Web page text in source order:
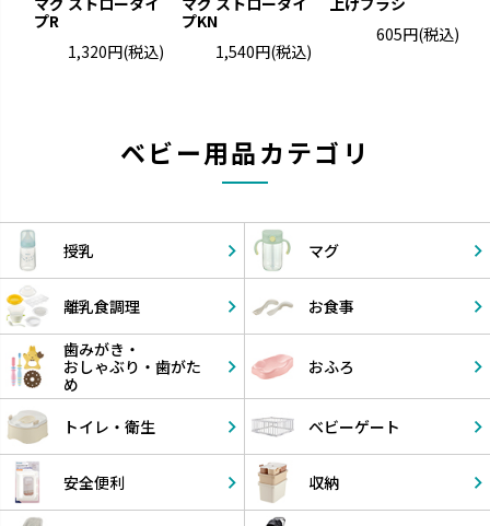
プR
1,320円(税込)
プKN
1,540円(税込)
605円(税込)
ベビー用品カテゴリ
授乳 マグ
離乳食調理
お食事
歯みがき・
おしゃぶり・ 歯がた
め
おふろ
トイレ・衛生 ベビーゲート
安全便利 収納